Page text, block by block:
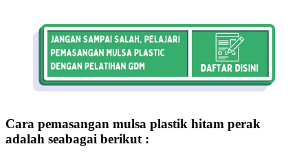
Cara pemasangan mulsa plastik hitam perak
adalah seabagai berikut :